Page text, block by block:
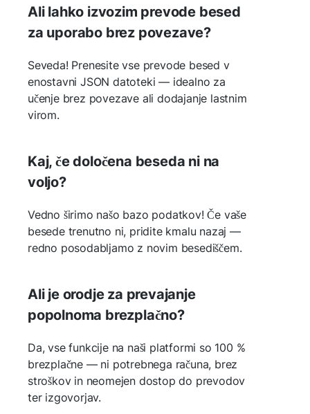
Ali lahko izvozim prevode besed
za uporabo brez povezave?
Seveda! Prenesite vse prevode besed v
enostavni JSON datoteki — idealno za
učenje brez povezave ali dodajanje lastnim
virom.
Kaj, če določena beseda ni na
voljo?
Vedno širimo našo bazo podatkov! Če vaše
besede trenutno ni, pridite kmalu nazaj —
redno posodabljamo z novim besediščem.
Ali je orodje za prevajanje
popolnoma brezplačno?
Da, vse funkcije na naši platformi so 100 %
brezplačne — ni potrebnega računa, brez
stroškov in neomejen dostop do prevodov
ter izgovorjav.